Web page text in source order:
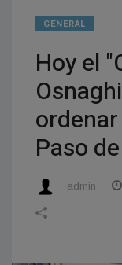
GENERAL
Hoy el
Paso
admin